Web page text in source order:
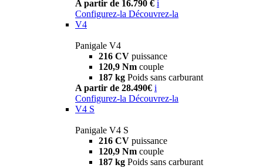
A partir de 16.790 € i
Configurez-la Découvrez-la
V4
Panigale V4
216 CV puissance
120,9 Nm couple
187 kg Poids sans carburant
A partir de 28.490€ i
Configurez-la Découvrez-la
V4 S
Panigale V4 S
216 CV puissance
120,9 Nm couple
187 kg Poids sans carburant